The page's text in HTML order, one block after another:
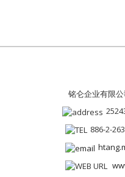
铭仑企业有限公
886-2-